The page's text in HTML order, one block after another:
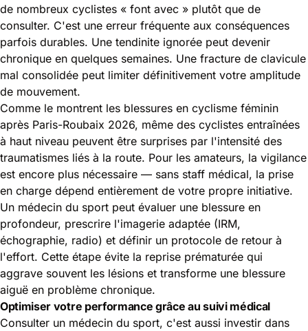
de nombreux cyclistes « font avec » plutôt que de
consulter. C'est une erreur fréquente aux conséquences
parfois durables. Une tendinite ignorée peut devenir
chronique en quelques semaines. Une fracture de clavicule
mal consolidée peut limiter définitivement votre amplitude
de mouvement.
Comme le montrent les blessures en cyclisme féminin
après Paris-Roubaix 2026, même des cyclistes entraînées
à haut niveau peuvent être surprises par l'intensité des
traumatismes liés à la route. Pour les amateurs, la vigilance
est encore plus nécessaire — sans staff médical, la prise
en charge dépend entièrement de votre propre initiative.
Un médecin du sport peut évaluer une blessure en
profondeur, prescrire l'imagerie adaptée (IRM,
échographie, radio) et définir un protocole de retour à
l'effort. Cette étape évite la reprise prématurée qui
aggrave souvent les lésions et transforme une blessure
aiguë en problème chronique.
Optimiser votre performance grâce au suivi médical
Consulter un médecin du sport, c'est aussi investir dans